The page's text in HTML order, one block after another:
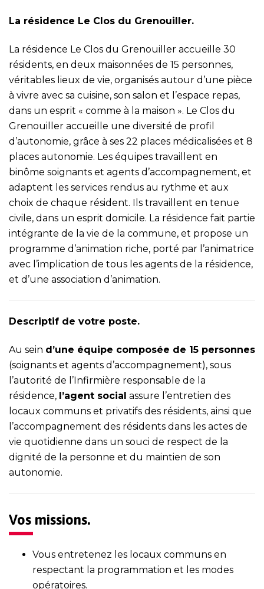
La résidence Le Clos du Grenouiller.
La résidence Le Clos du Grenouiller accueille 30
résidents, en deux maisonnées de 15 personnes,
véritables lieux de vie, organisés autour d’une pièce
à vivre avec sa cuisine, son salon et l’espace repas,
dans un esprit « comme à la maison ». Le Clos du
Grenouiller accueille une diversité de profil
d’autonomie, grâce à ses 22 places médicalisées et 8
places autonomie. Les équipes travaillent en
binôme soignants et agents d’accompagnement, et
adaptent les services rendus au rythme et aux
choix de chaque résident. Ils travaillent en tenue
civile, dans un esprit domicile. La résidence fait partie
intégrante de la vie de la commune, et propose un
programme d’animation riche, porté par l’animatrice
avec l’implication de tous les agents de la résidence,
et d’une association d’animation.
Descriptif de votre poste.
Au sein d’une équipe composée de 15 personnes
(soignants et agents d’accompagnement), sous
l’autorité de l’Infirmière responsable de la
résidence, l’agent social assure l’entretien des
locaux communs et privatifs des résidents, ainsi que
l’accompagnement des résidents dans les actes de
vie quotidienne dans un souci de respect de la
dignité de la personne et du maintien de son
autonomie.
Vos missions.
Vous entretenez les locaux communs en
respectant la programmation et les modes
opératoires.